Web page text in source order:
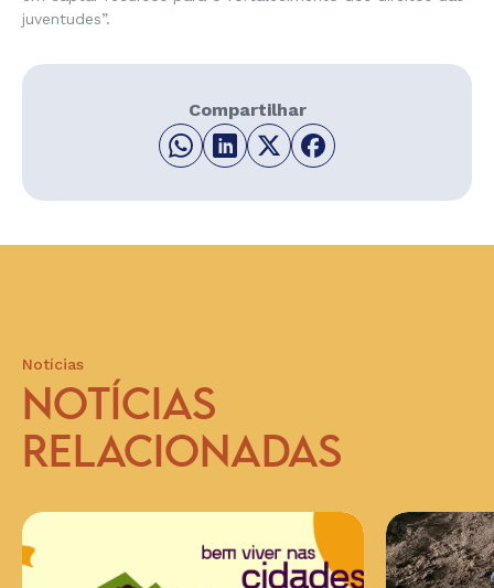
juventudes”.
Compartilhar
Notícias
NOTÍCIAS
RELACIONADAS